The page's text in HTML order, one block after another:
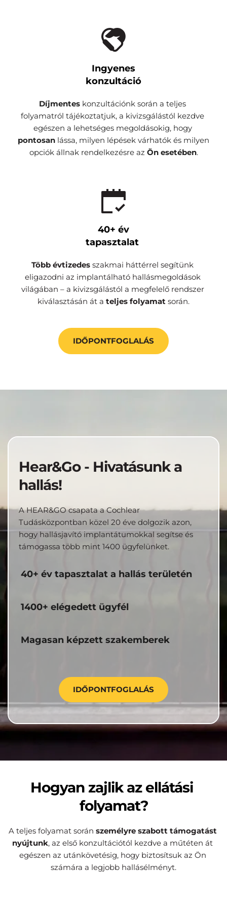
Ingyenes
konzultáció
Díjmentes konzultációnk során a teljes
folyamatról tájékoztatjuk, a kivizsgálástól kezdve
egészen a lehetséges megoldásokig, hogy
pontosan lássa, milyen lépések várhatók és milyen
opciók állnak rendelkezésre az Ön esetében.
40+ év
tapasztalat
Több évtizedes szakmai háttérrel segítünk
eligazodni az implantálható hallásmegoldások
világában – a kivizsgálástól a megfelelő rendszer
kiválasztásán át a teljes folyamat során.
IDŐPONTFOGLALÁS
Hear&Go - Hivatásunk a
hallás!
A HEAR&GO csapata a Cochlear
Tudásközpontban közel 20 éve dolgozik azon,
hogy hallásjavító implantátumokkal segítse és
támogassa több mint 1400 ügyfelünket.
40+ év tapasztalat a hallás területén
1400+ elégedett ügyfél
Magasan képzett szakemberek
IDŐPONTFOGLALÁS
Hogyan zajlik az ellátási
folyamat?
A teljes folyamat során személyre szabott támogatást
nyújtunk, az első konzultációtól kezdve a műtéten át
egészen az utánkövetésig, hogy biztosítsuk az Ön
számára a legjobb hallásélményt.